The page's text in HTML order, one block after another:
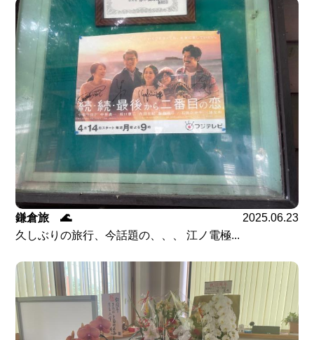
鎌倉旅 🌊
2025.06.23
久しぶりの旅行、今話題の、、、 江ノ電極...